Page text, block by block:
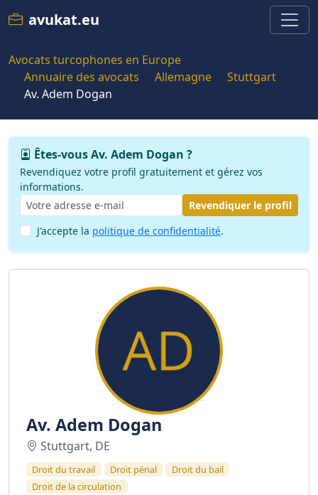
avukat.eu
Avocats turcophones en Europe
Annuaire des avocats
Allemagne
Stuttgart
Av. Adem Dogan
Êtes-vous Av. Adem Dogan ?
Revendiquez votre profil gratuitement et gérez vos
informations.
Revendiquer le profil
J'accepte la politique de confidentialité.
Av. Adem Dogan
Stuttgart, DE
Droit du travail Droit pénal
Droit du bail
Droit de la circulation